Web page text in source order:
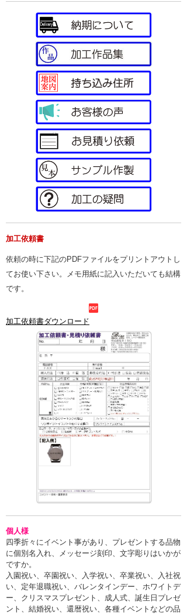
加工依頼書
依頼の時に下記のPDFファイルをプリントアウトし
てお使い下さい。メモ用紙に記入いただいても結構
です。
加工依頼書ダウンロード
個人様
四季折々にイベント事があり、プレゼントする品物
に個別名入れ、メッセージ刻印、文字彫りはいかが
ですか。
入園祝い、卒園祝い、入学祝い、卒業祝い、入社祝
い、定年退職祝い、バレンタインデー、ホワイトデ
ー、クリスマスプレゼント、成人式、誕生日プレゼ
ント、結婚祝い、還暦祝い、各種イベントなどの品